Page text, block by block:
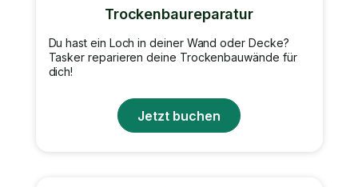
Trockenbaureparatur
Du hast ein Loch in deiner Wand oder Decke?
Tasker reparieren deine Trockenbauwände für
dich!
Jetzt buchen